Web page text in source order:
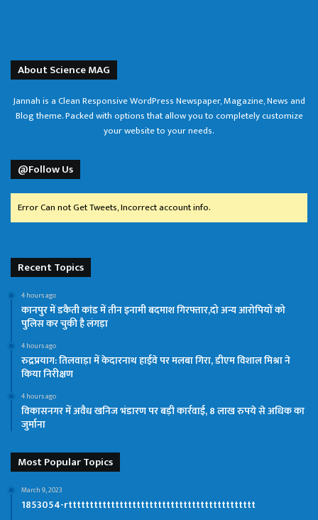
About Science MAG
Jannah is a Clean Responsive WordPress Newspaper, Magazine, News and
Blog theme. Packed with options that allow you to completely customize
your website to your needs.
@Follow Us
Error Can not Get Tweets, Incorrect account info.
Recent Topics
4 hours ago
कानपुर में डकैती कांड में तीन इनामी बदमाश गिरफ्तार,दो अन्य आरोपियों को
पुलिस कर चुकी है लंगड़ा
4 hours ago
रुद्रप्रयाग: तिलवाड़ा में केदारनाथ हाईवे पर मलबा गिरा, डीएम विशाल मिश्रा ने
किया निरीक्षण
4 hours ago
विकासनगर में अवैध खनिज भंडारण पर बड़ी कार्रवाई, 8 लाख रुपये से अधिक का
जुर्माना
Most Popular Topics
March 9, 2023
1853054-rtttttttttttttttttttttttttttttttttttttttttttt